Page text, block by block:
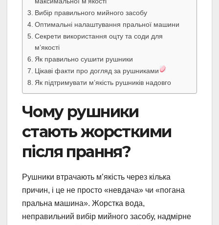
Вибір правильного мийного засобу
Оптимальні налаштування пральної машини
Секрети використання оцту та соди для
м’якості
Як правильно сушити рушники
Цікаві факти про догляд за рушниками
Як підтримувати м’якість рушників надовго
Чому рушники
стають жорсткими
після прання?
Рушники втрачають м’якість через кілька
причин, і це не просто «невдача» чи «погана
пральна машина». Жорстка вода,
неправильний вибір мийного засобу, надмірне